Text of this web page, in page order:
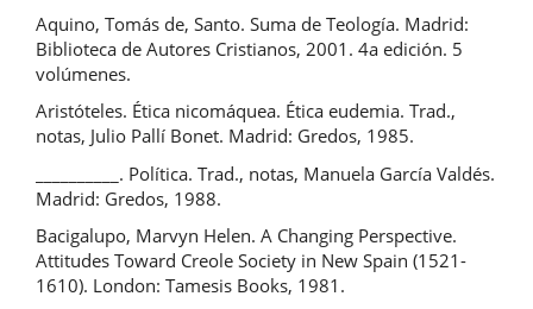
Aquino, Tomás de, Santo. Suma de Teología. Madrid:
Biblioteca de Autores Cristianos, 2001. 4a edición. 5
volúmenes.
Aristóteles. Ética nicomáquea. Ética eudemia. Trad.,
notas, Julio Pallí Bonet. Madrid: Gredos, 1985.
__________. Política. Trad., notas, Manuela García Valdés.
Madrid: Gredos, 1988.
Bacigalupo, Marvyn Helen. A Changing Perspective.
Attitudes Toward Creole Society in New Spain (1521-
1610). London: Tamesis Books, 1981.